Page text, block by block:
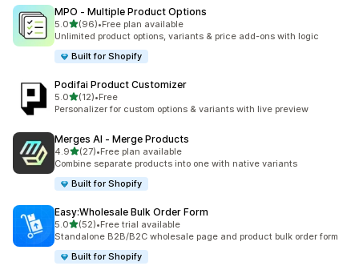
MPO ‑ Multiple Product Options
5.05つ星中
(96)
合計レビュー数：96件
•Free plan available
Unlimited product options, variants & price add-ons with logic
Built for Shopify
Podifai Product Customizer
5.05つ星中
(12)
合計レビュー数：12件
•Free
Personalizer for custom options & variants with live preview
Merges AI ‑ Merge Products
4.95つ星中
(27)
合計レビュー数：27件
•Free plan available
Combine separate products into one with native variants
Built for Shopify
Easy:Wholesale Bulk Order Form
5.05つ星中
(52)
合計レビュー数：52件
•Free trial available
Standalone B2B/B2C wholesale page and product bulk order form
Built for Shopify